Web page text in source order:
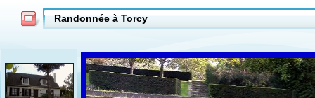
Randonnée à Torcy